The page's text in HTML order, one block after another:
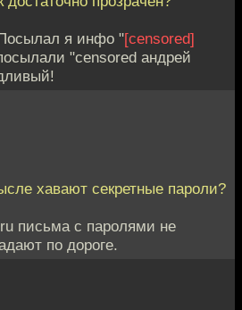
я инфо "[censored]
"censored андрей
хавают секретные пароли?
письма с паролями не
по дороге.